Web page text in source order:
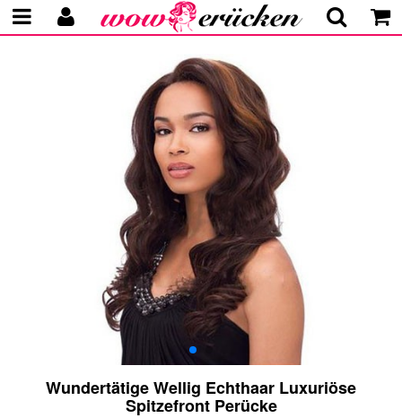
Wundertätige Wellig Echthaar Luxuriöse
Spitzefront Perücke